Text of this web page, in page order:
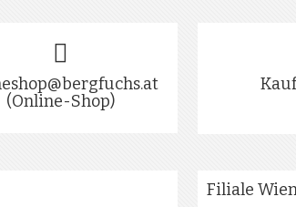
(Online-Shop)
Filiale